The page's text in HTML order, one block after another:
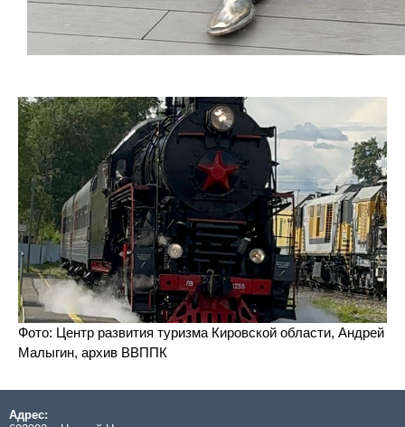
Фото: Центр развития туризма Кировской области, Андрей
Малыгин, архив ВВППК
Адрес: